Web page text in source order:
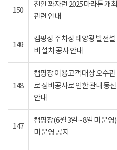
150
천안 꽈자런 2025 마라톤 개최
관련 안내
149
캠핑장 주차장 태양광 발전설
비 설치 공사 안내
148
캠핑장 이용고객 대상 오수관
로 정비공사로 인한 관내 동선
안내
147
캠핑장(6월 3일 ~ 8일 미 운영)
미 운영 공지